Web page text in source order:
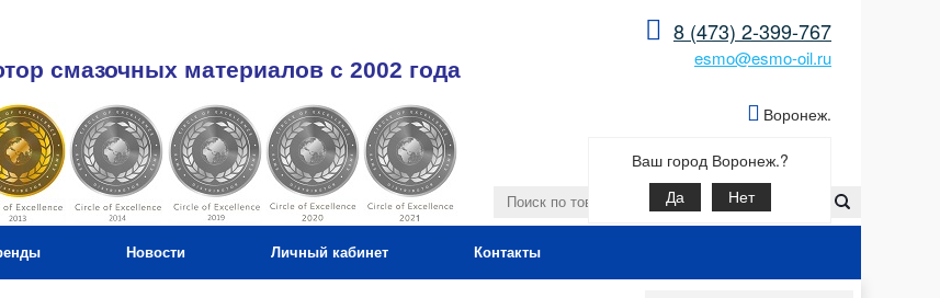
8 (473) 2-399-767
esmo@esmo-oil.ru
смазочных материалов c 2002 года
Воронеж.
Ваш город Воронеж.?
Да Нет
Новости Личный кабинет Контакты